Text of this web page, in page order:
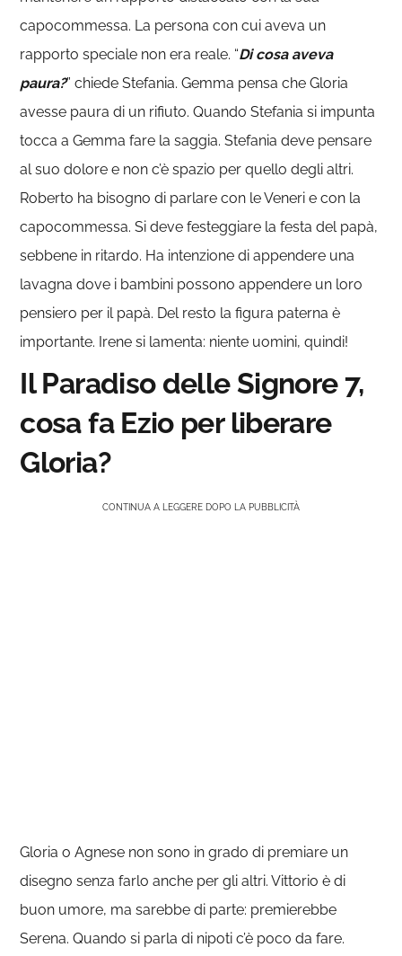
capocommessa. La persona con cui aveva un
rapporto speciale non era reale. “Di cosa aveva
paura?” chiede Stefania. Gemma pensa che Gloria
avesse paura di un rifiuto. Quando Stefania si impunta
tocca a Gemma fare la saggia. Stefania deve pensare
al suo dolore e non c’è spazio per quello degli altri.
Roberto ha bisogno di parlare con le Veneri e con la
capocommessa. Si deve festeggiare la festa del papà,
sebbene in ritardo. Ha intenzione di appendere una
lavagna dove i bambini possono appendere un loro
pensiero per il papà. Del resto la figura paterna è
importante. Irene si lamenta: niente uomini, quindi!
Il Paradiso delle Signore 7,
cosa fa Ezio per liberare
Gloria?
CONTINUA A LEGGERE DOPO LA PUBBLICITÀ
Gloria o Agnese non sono in grado di premiare un
disegno senza farlo anche per gli altri. Vittorio è di
buon umore, ma sarebbe di parte: premierebbe
Serena. Quando si parla di nipoti c’è poco da fare.